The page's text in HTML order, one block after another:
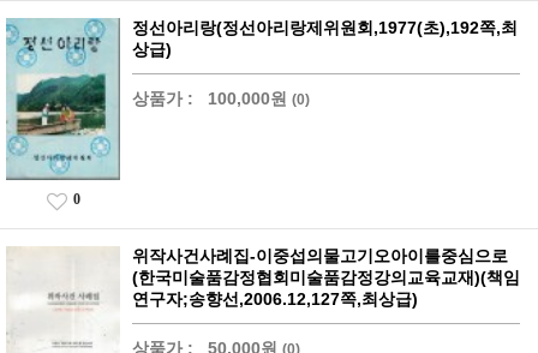
정선아리랑(정선아리랑제위원회,1977(초),192쪽,최
상급)
상품가 : 100,000원 (0)
0
위작사건사례집-이중섭의물고기오아이를중심으로
(한국미술품감정협회미술품감정강의교육교재)(책임
연구자;송향선,2006.12,127쪽,최상급)
상품가 : 50,000원 (0)